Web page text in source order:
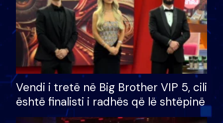
Vendi i tretë në Big Brother VIP 5, cili
është finalisti i radhës që lë shtëpinë